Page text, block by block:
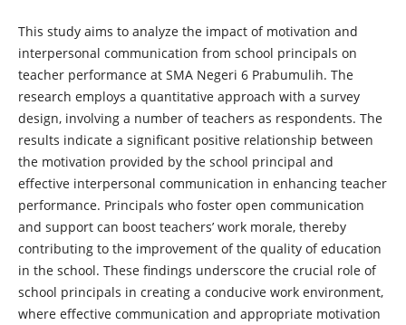
This study aims to analyze the impact of motivation and
interpersonal communication from school principals on
teacher performance at SMA Negeri 6 Prabumulih. The
research employs a quantitative approach with a survey
design, involving a number of teachers as respondents. The
results indicate a significant positive relationship between
the motivation provided by the school principal and
effective interpersonal communication in enhancing teacher
performance. Principals who foster open communication
and support can boost teachers’ work morale, thereby
contributing to the improvement of the quality of education
in the school. These findings underscore the crucial role of
school principals in creating a conducive work environment,
where effective communication and appropriate motivation